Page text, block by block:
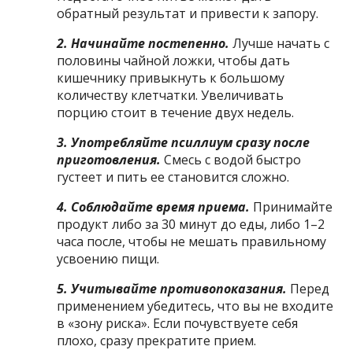
обратный результат и привести к запору.
2. Начинайте постепенно. Лучше начать с
половины чайной ложки, чтобы дать
кишечнику привыкнуть к большому
количеству клетчатки. Увеличивать
порцию стоит в течение двух недель.
3. Употребляйте псиллиум сразу после
приготовления.Смесь с водой быстро
густеет и пить ее становится сложно.
4. Соблюдайте время приема. Принимайте
продукт либо за 30 минут до еды, либо 1–2
часа после, чтобы не мешать правильному
усвоению пищи.
5. Учитывайте противопоказания. Перед
применением убедитесь, что вы не входите
в «зону риска». Если почувствуете себя
плохо, сразу прекратите прием.